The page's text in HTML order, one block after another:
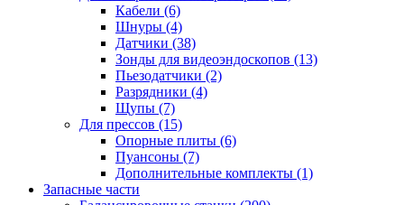
Кабели (6)
Шнуры (4)
Датчики (38)
Зонды для видеоэндоскопов (13)
Пьезодатчики (2)
Разрядники (4)
Щупы (7)
Для прессов (15)
Опорные плиты (6)
Пуансоны (7)
Дополнительные комплекты (1)
Запасные части